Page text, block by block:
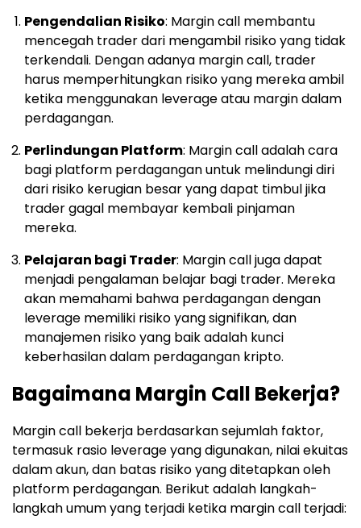
Pengendalian Risiko: Margin call membantu
mencegah trader dari mengambil risiko yang tidak
terkendali. Dengan adanya margin call, trader
harus memperhitungkan risiko yang mereka ambil
ketika menggunakan leverage atau margin dalam
perdagangan.
Perlindungan Platform: Margin call adalah cara
bagi platform perdagangan untuk melindungi diri
dari risiko kerugian besar yang dapat timbul jika
trader gagal membayar kembali pinjaman
mereka.
Pelajaran bagi Trader: Margin call juga dapat
menjadi pengalaman belajar bagi trader. Mereka
akan memahami bahwa perdagangan dengan
leverage memiliki risiko yang signifikan, dan
manajemen risiko yang baik adalah kunci
keberhasilan dalam perdagangan kripto.
Bagaimana Margin Call Bekerja?
Margin call bekerja berdasarkan sejumlah faktor,
termasuk rasio leverage yang digunakan, nilai ekuitas
dalam akun, dan batas risiko yang ditetapkan oleh
platform perdagangan. Berikut adalah langkah-
langkah umum yang terjadi ketika margin call terjadi: